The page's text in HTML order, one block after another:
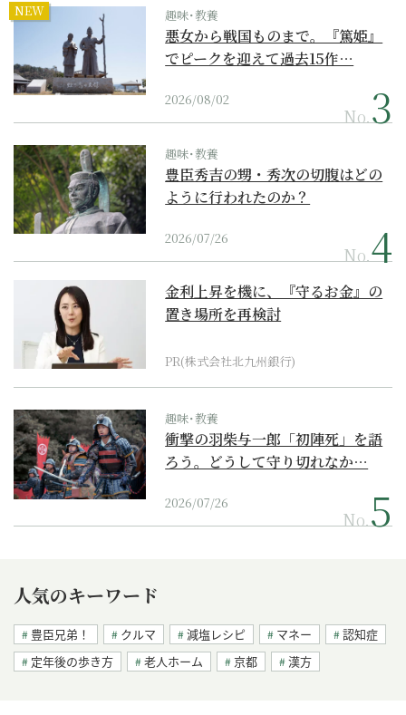
NEW 趣味･教養
悪女から戦国ものまで。『篤姫』
でピークを迎えて過去15作…
2026/08/02
No.
趣味･教養
豊臣秀吉の甥・秀次の切腹はどの
ように行われたのか？
2026/07/26
No.
金利上昇を機に、『守るお金』の
置き場所を再検討
PR(株式会社北九州銀行)
趣味･教養
衝撃の羽柴与一郎「初陣死」を語
ろう。どうして守り切れなか…
2026/07/26
No.
人気のキーワード
豊臣兄弟！ クルマ 減塩レシピ マネー
認知症
定年後の歩き方
老人ホーム 京都 漢方